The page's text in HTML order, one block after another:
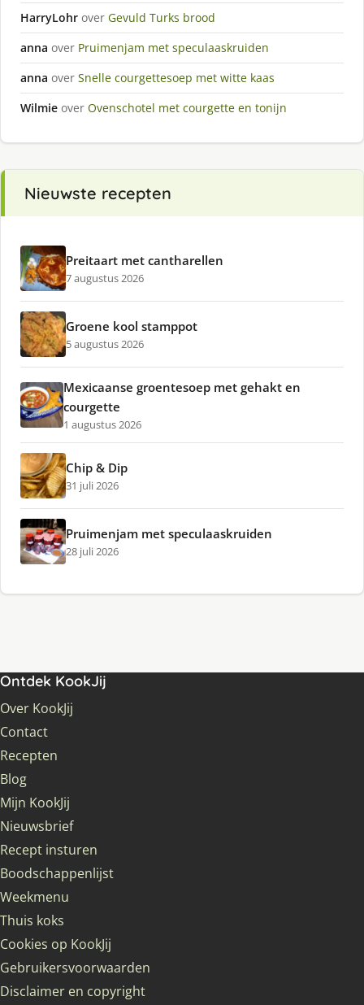
HarryLohr over Gevuld Turks brood
anna over Pruimenjam met speculaaskruiden
anna over Snelle courgettesoep met witte kaas
Wilmie over Ovenschotel met courgette en tonijn
Nieuwste recepten
Preitaart met cantharellen
7 augustus 2026
Groene kool stamppot
5 augustus 2026
Mexicaanse groentesoep met gehakt en
courgette
1 augustus 2026
Chip & Dip
31 juli 2026
Pruimenjam met speculaaskruiden
28 juli 2026
Ontdek KookJij
Over KookJij
Contact
Recepten
Blog
Mijn KookJij
Nieuwsbrief
Recept insturen
Boodschappenlijst
Weekmenu
Thuis koks
Cookies op KookJij
Gebruikersvoorwaarden
Disclaimer en copyright